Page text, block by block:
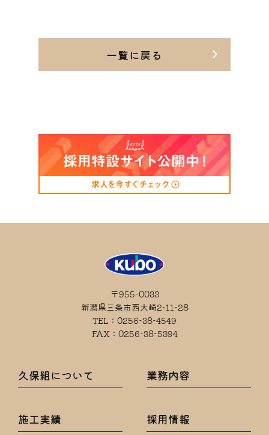
一覧に戻る
〒955-0033
新潟県三条市西大崎2-11-28
TEL：0256-38-4549
FAX：0256-38-5394
久保組について 業務内容
施工実績 採用情報